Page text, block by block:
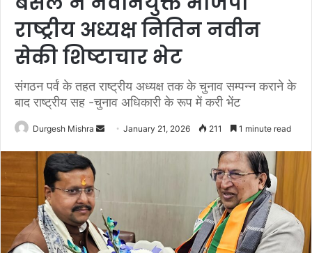
राष्ट्रीय अध्यक्ष नितिन नवीन
सेकी शिष्टाचार भेट
संगठन पर्वं के तहत राष्ट्रीय अध्यक्ष तक के चुनाव सम्पन्न कराने के
बाद राष्ट्रीय सह -चुनाव अधिकारी के रूप में करी भेंट
Durgesh Mishra
Send January 21, 2026 211 1 minute read